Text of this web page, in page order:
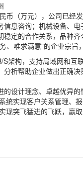
（万元），公司已经
息咨询；机械设备、
定的合作关系，品种
唯求满意”的企业宗旨
构，支持局域网和
析帮助企业做出正确
设计理念、卓越优异
实现客户关系管理、
突飞猛进的飞跃，赢取